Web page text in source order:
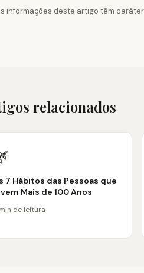
informações deste artigo têm
relacionados
7 Hábitos das Pessoas que
Mais de 100 Anos
de leitura